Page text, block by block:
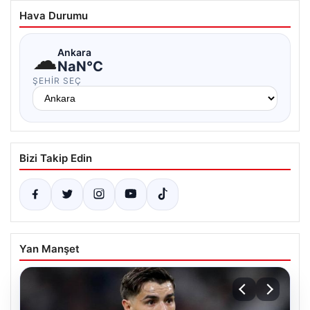
Hava Durumu
☁Ankara
NaN°C
ŞEHIR SEÇ
Bizi Takip Edin
Yan Manşet